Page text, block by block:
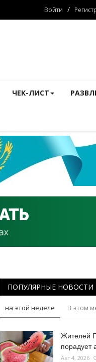
Войти /
ЧЕК-ЛИСТ
ПОПУЛЯРНЫЕ НОВОСТИ
на этой неделе В этом
Жителей
порадует
Авг 4, 2026